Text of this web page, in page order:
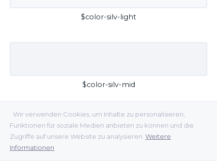
Wir verwenden Cookies, um Inhalte zu personalisieren,
Funktionen für soziale Medien anbieten zu können und die
Zugriffe auf unsere Website zu analysieren. Weitere
Informationen
$color-silv-light
$color-silv-mid